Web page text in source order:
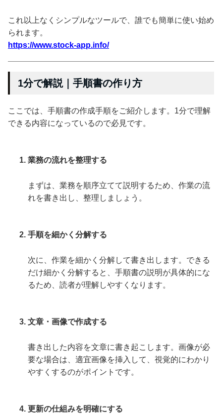
これ以上なくシンプルなツールで、誰でも簡単に使い始め
られます。
https://www.stock-app.info/
1分で解説｜手順書の作り方
ここでは、手順書の作成手順をご紹介します。1分で理解
できる内容になっているので必見です。
業務の流れを整理する
まずは、業務を順序立てて説明するため、作業の流
れを書き出し、整理しましょう。
手順を細かく分解する
次に、作業を細かく分解して書き出します。できる
だけ細かく分解すると、手順書の説明が具体的にな
るため、読者が理解しやすくなります。
文章・画像で作成する
書き出した内容を文章に書き起こします。画像が必
要な場合は、適宜画像を挿入して、視覚的にわかり
やすくするのがポイントです。
更新の仕組みを明確にする